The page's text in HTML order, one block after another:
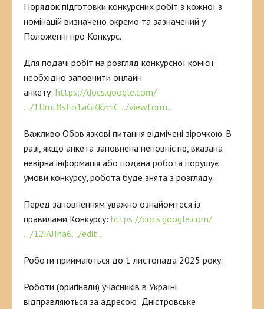
Порядок підготовки конкурсних робіт з кожної з
номінацій визначено окремо та зазначений у
Положенні про Конкурс.
Для подачі робіт на розгляд конкурсної комісії
необхідно заповнити онлайн
анкету: https://docs.google.com/
…/1Umt8sEo1aGKkzniC…/viewform…
Важливо Обов’язкові питання відмічені зірочкою. В
разі, якщо анкета заповнена неповністю, вказана
невірна інформація або подана робота порушує
умови конкурсу, робота буде знята з розгляду.
Перед заповненням уважно ознайомтеся із
правилами Конкурсу: https://docs.google.com/
…/12iAJIha6…/edit…
Роботи приймаються до 1 листопада 2025 року.
Роботи (оригінали) учасників в Україні
відправляються за адресою: Дністровське